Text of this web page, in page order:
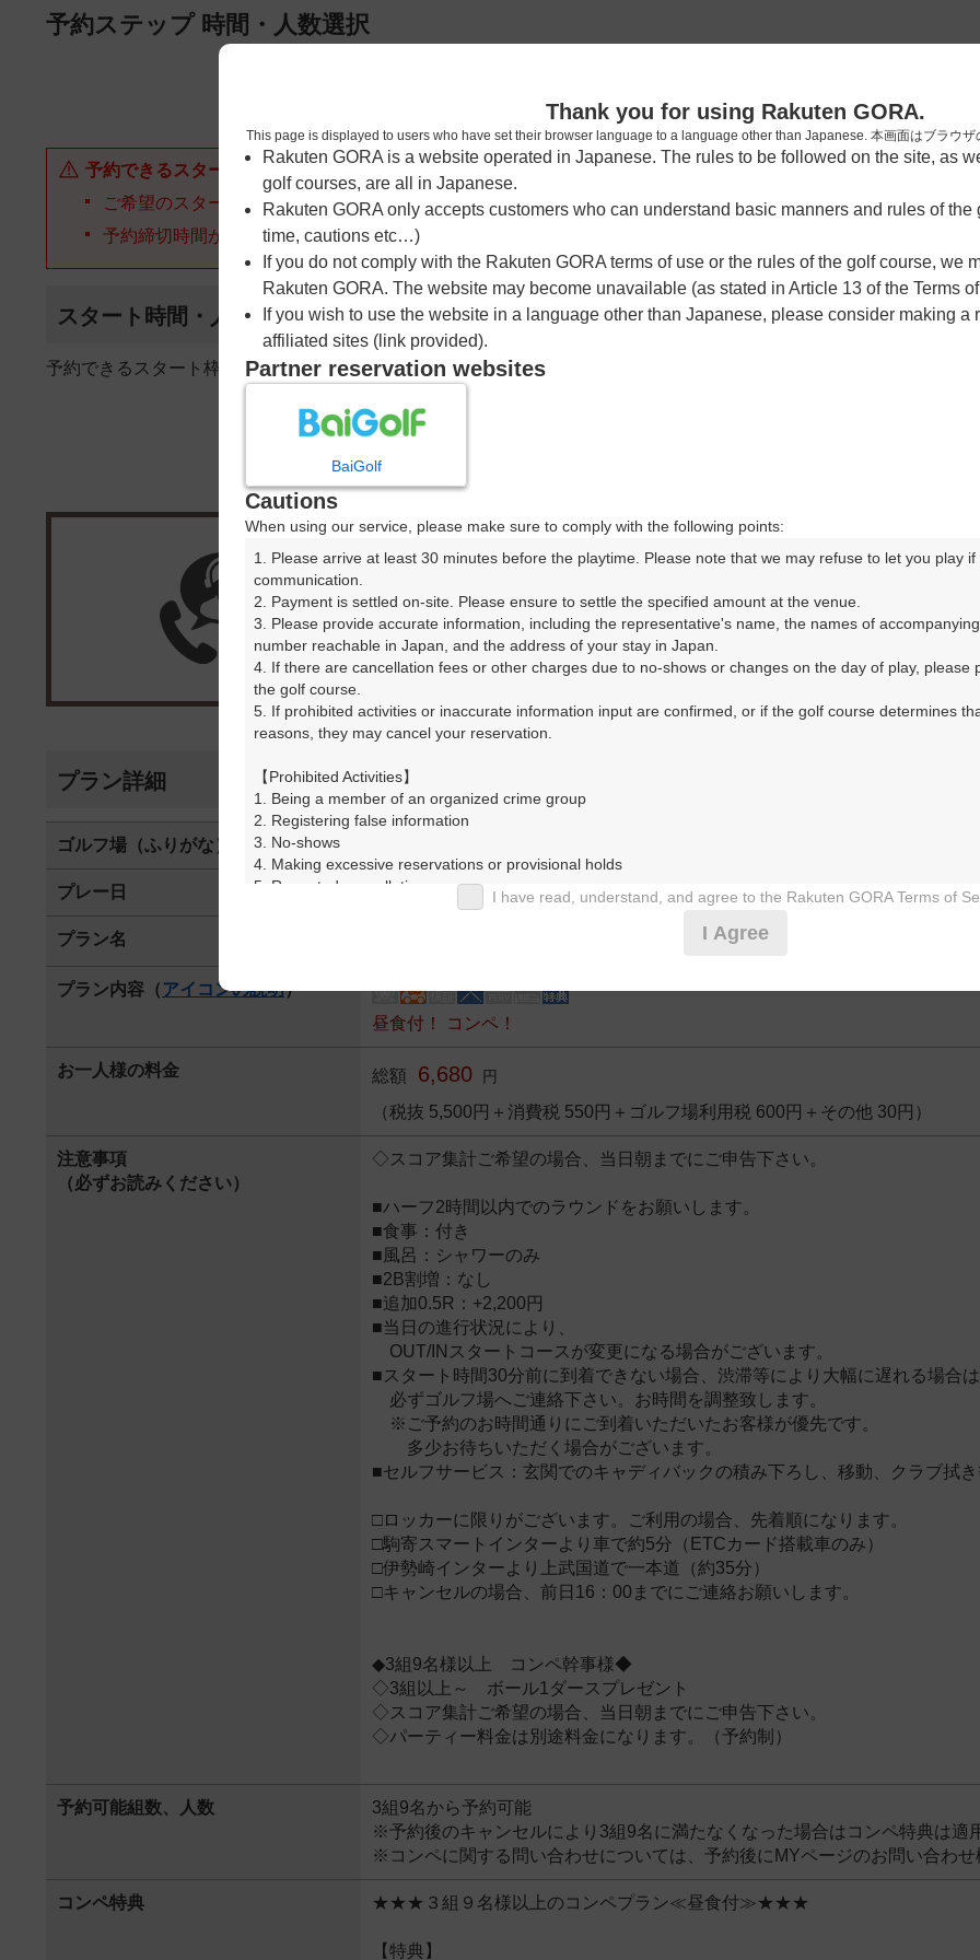
ページの本文へ
予約ステップ 時間・人数選択
確認
予約できるスタート枠がありません。以下の理由が考えられます。
ご希望のスタート時間の枠が他の予約で埋まってしまった。
予約締切時間が過ぎてしまった。
スタート時間・人数指定
予約できるスタート枠がありません。
楽天GORA予約専用ダイヤル
受付時間 8:00～17:00 年中無休
プラン詳細
ゴルフ場（ふりがな）
プレー日 2025年09月29日（月）
プラン名 平日 3組9名以上 ボール1ダースプレゼント 昼食付
プラン内容（アイコンの説明）
昼食付！ コンペ！
お一人様の料金 総額 6,680 円
（税抜 5,500円＋消費税 550円＋ゴルフ場利用税 600円＋その他 30円）
注意事項
（必ずお読みください）
◇スコア集計ご希望の場合、当日朝までにご申告下さい。
■ハーフ2時間以内でのラウンドをお願いします。
■食事：付き
■風呂：シャワーのみ
■2B割増：なし
■追加0.5R：+2,200円
■当日の進行状況により、
OUT/INスタートコースが変更になる場合がございます。
■スタート時間30分前に到着できない場合、渋滞等により大幅に遅れる場合
必ずゴルフ場へご連絡下さい。お時間を調整致します。
※ご予約のお時間通りにご到着いただいたお客様が優先です。
多少お待ちいただく場合がございます。
■セルフサービス：玄関でのキャディバックの積み下ろし、移動、クラブ拭
□ロッカーに限りがございます。ご利用の場合、先着順になります。
□駒寄スマートインターより車で約5分（ETCカード搭載車のみ）
□伊勢崎インターより上武国道で一本道（約35分）
□キャンセルの場合、前日16：00までにご連絡お願いします。
◆3組9名様以上 コンペ幹事様◆
◇3組以上～ ボール1ダースプレゼント
◇スコア集計ご希望の場合、当日朝までにご申告下さい。
◇パーティー料金は別途料金になります。（予約制）
予約可能組数、人数
3組9名から予約可能
※予約後のキャンセルにより3組9名に満たなくなった場合はコンペ特典は適
※コンペに関する問い合わせについては、予約後にMYページのお問い合わ
コンペ特典 ★★★３組９名様以上のコンペプラン≪昼食付≫★★★
【特典】
Thank you for using Rakuten GORA.
This page is displayed to users who have set their browser language to a language other than Japanese. 本画面はブラウ
Rakuten GORA is a website operated in Japanese. The rules to be followed on the site, as
golf courses, are all in Japanese.
Rakuten GORA only accepts customers who can understand basic manners and rules of
time, cautions etc…)
If you do not comply with the Rakuten GORA terms of use or the rules of the golf course, we
Rakuten GORA. The website may become unavailable (as stated in Article 13 of the Terms
If you wish to use the website in a language other than Japanese, please consider making a
affiliated sites (link provided).
Partner reservation websites
BaiGolf
Cautions
When using our service, please make sure to comply with the following points:
1. Please arrive at least 30 minutes before the playtime. Please note that we may refuse to let you play
communication.
2. Payment is settled on-site. Please ensure to settle the specified amount at the venue.
3. Please provide accurate information, including the representative's name, the names of
number reachable in Japan, and the address of your stay in Japan.
4. If there are cancellation fees or other charges due to no-shows or changes on the day of play, please
the golf course.
5. If prohibited activities or inaccurate information input are confirmed, or if the golf course determines
reasons, they may cancel your reservation.
【Prohibited Activities】
1. Being a member of an organized crime group
2. Registering false information
3. No-shows
4. Making excessive reservations or provisional holds
5. Repeated cancellations
6. Violating laws and regulations
7. Causing inconvenience to others during play (e.g., delaying play, ignoring rules, manners, or warnings)
We appreciate your understanding and cooperation regarding the above points.
I have read, understand, and agree to the Rakuten GORA Terms of
I Agree